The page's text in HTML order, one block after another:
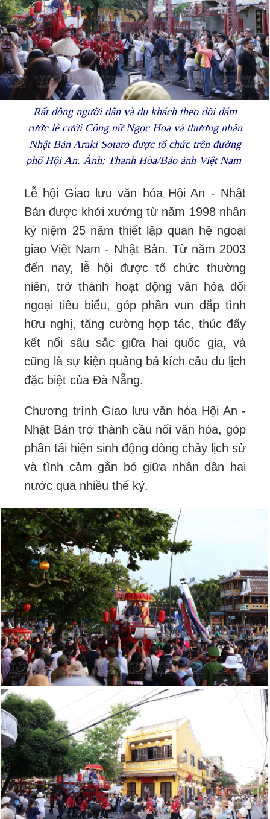
Rất đông người dân và du khách theo dõi đám
rước lễ cưới Công nữ Ngọc Hoa và thương nhân
Nhật Bản Araki Sotaro được tổ chức trên đường
phố Hội An. Ảnh: Thanh Hòa/Báo ảnh Việt Nam
Lễ hội Giao lưu văn hóa Hội An - Nhật
Bản được khởi xướng từ năm 1998 nhân
kỷ niệm 25 năm thiết lập quan hệ ngoại
giao Việt Nam - Nhật Bản. Từ năm 2003
đến nay, lễ hội được tổ chức thường
niên, trở thành hoạt động văn hóa đối
ngoại tiêu biểu, góp phần vun đắp tình
hữu nghị, tăng cường hợp tác, thúc đẩy
kết nối sâu sắc giữa hai quốc gia, và
cũng là sự kiện quảng bá kích cầu du lịch
đặc biệt của Đà Nẵng.
Chương trình Giao lưu văn hóa Hội An -
Nhật Bản trở thành cầu nối văn hóa, góp
phần tái hiện sinh động dòng chảy lịch sử
và tình cảm gắn bó giữa nhân dân hai
nước qua nhiều thế kỷ.